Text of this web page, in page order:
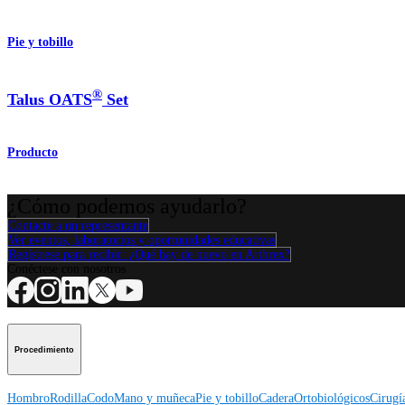
Pie y tobillo
Talus OATS® Set
Producto
Contacte a un representante
Ver eventos, laboratorios y oportunidades educativas
Regístrese para recibir: ¿Qué hay de nuevo en Arthrex?
Procedimiento
HombroRodillaCodoMano y muñecaPie y tobilloCaderaOrtobiológicos